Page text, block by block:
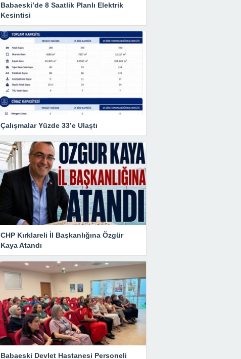
Babaeski’de 8 Saatlik Planlı Elektrik
Kesintisi
Çalışmalar Yüzde 33’e Ulaştı
CHP Kırklareli İl Başkanlığına Özgür
Kaya Atandı
Babaeski Devlet Hastanesi Personeli